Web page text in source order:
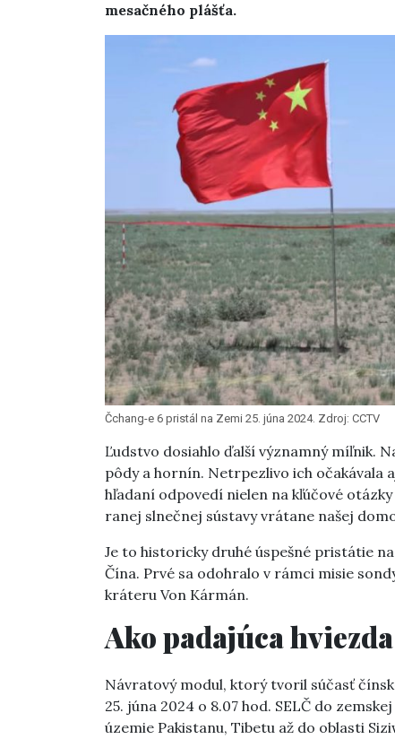
mesačného plášťa.
Čchang-e 6 pristál na Zemi 25. júna 2024. Zdroj: CCTV
Ľudstvo dosiahlo ďalší významný míľnik.
pôdy a hornín. Netrpezlivo ich očakávala
hľadaní odpovedí nielen na kľúčové
ranej slnečnej sústavy vrátane našej
Je to historicky druhé úspešné pristátie
Čína. Prvé sa odohralo v rámci misie
kráteru Von Kármán.
Ako padajúca hviezda
Návratový modul, ktorý tvoril súčasť
25. júna 2024 o 8.07 hod. SELČ do
územie Pakistanu, Tibetu až do oblasti